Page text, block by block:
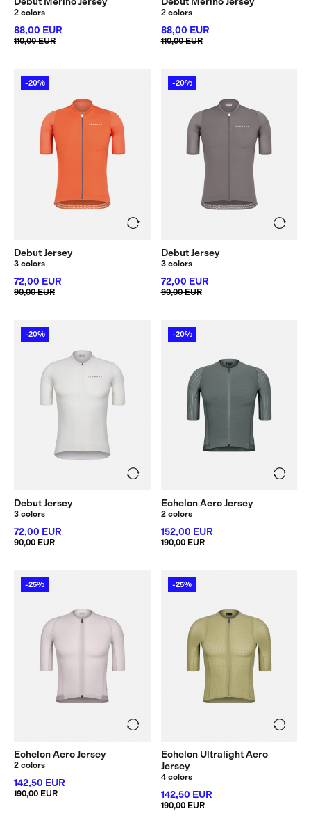
2 colors
88,00 EUR
110,00 EUR
2 colors
88,00 EUR
110,00 EUR
-20%
Debut Jersey
3 colors
72,00 EUR
90,00 EUR
-20%
Debut Jersey
3 colors
72,00 EUR
90,00 EUR
-20%
Debut Jersey
3 colors
72,00 EUR
90,00 EUR
-20%
Echelon Aero Jersey
2 colors
152,00 EUR
190,00 EUR
-25%
Echelon Aero Jersey
2 colors
142,50 EUR
190,00 EUR
-25%
Echelon Ultralight Aero
Jersey
4 colors
142,50 EUR
190,00 EUR